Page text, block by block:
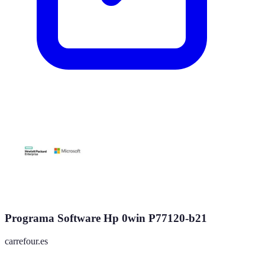
Programa Software Hp 0win P77120-b21
carrefour.es